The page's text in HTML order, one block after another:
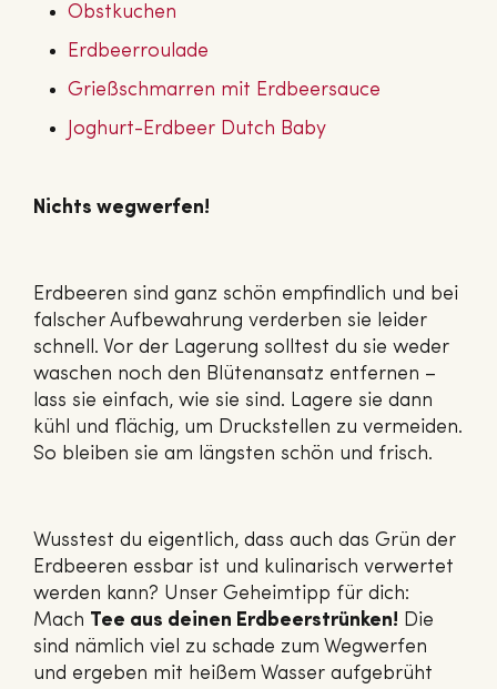
Obst­ku­chen
Erd­beer­rou­la­de
Grieß­schmar­ren mit Erd­beer­sauce
Joghurt-Erdbeer Dutch Baby
Nichts wegwerfen!
Erdbeeren sind ganz schön empfindlich und bei
falscher Aufbewahrung verderben sie leider
schnell. Vor der Lagerung solltest du sie weder
waschen noch den Blütenansatz entfernen –
lass sie einfach, wie sie sind. Lagere sie dann
kühl und flächig, um Druckstellen zu vermeiden.
So bleiben sie am längsten schön und frisch.
Wusstest du eigentlich, dass auch das Grün der
Erdbeeren essbar ist und kulinarisch verwertet
werden kann? Unser Geheimtipp für dich:
Mach Tee aus deinen Erdbeerstrünken! Die
sind nämlich viel zu schade zum Wegwerfen
und ergeben mit heißem Wasser aufgebrüht